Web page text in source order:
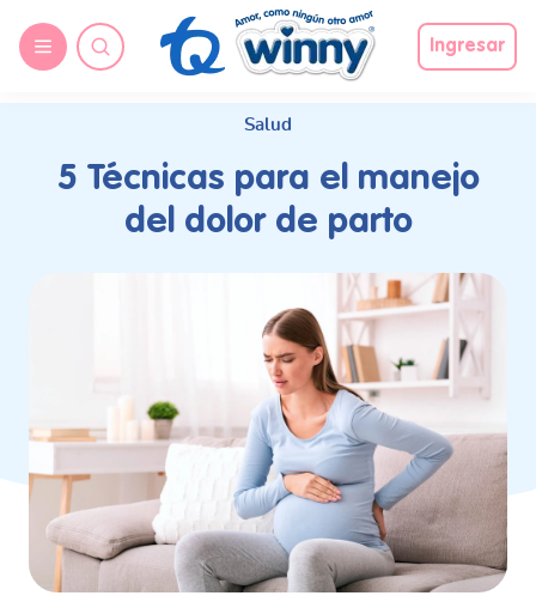
Ingresar
Salud
5 Técnicas para el manejo
del dolor de parto